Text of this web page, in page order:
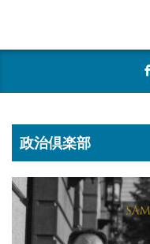
政治倶楽部